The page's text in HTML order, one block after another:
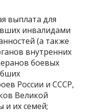
выплата для
инвалидами
(а также
внутренних
боевых
России и СССР,
Великой
и их семей;